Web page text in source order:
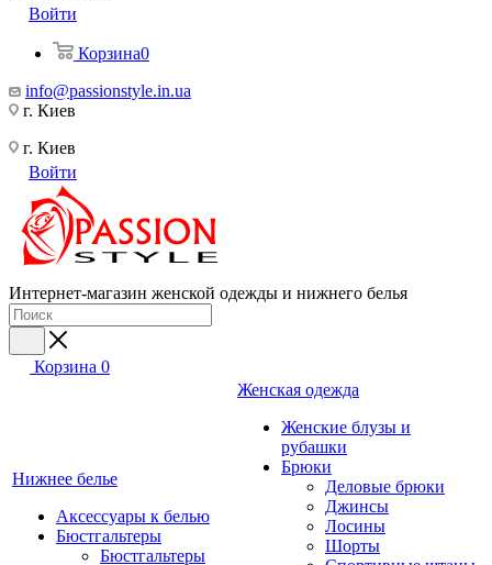
Войти
Корзина0
info@passionstyle.in.ua
г. Киев
г. Киев
Войти
Интернет-магазин женской одежды и нижнего белья
Корзина 0
Нижнее белье
Аксессуары к белью
Бюстгальтеры
Бюстгальтеры
Женская одежда
Женские блузы и
рубашки
Брюки
Деловые брюки
Джинсы
Лосины
Шорты